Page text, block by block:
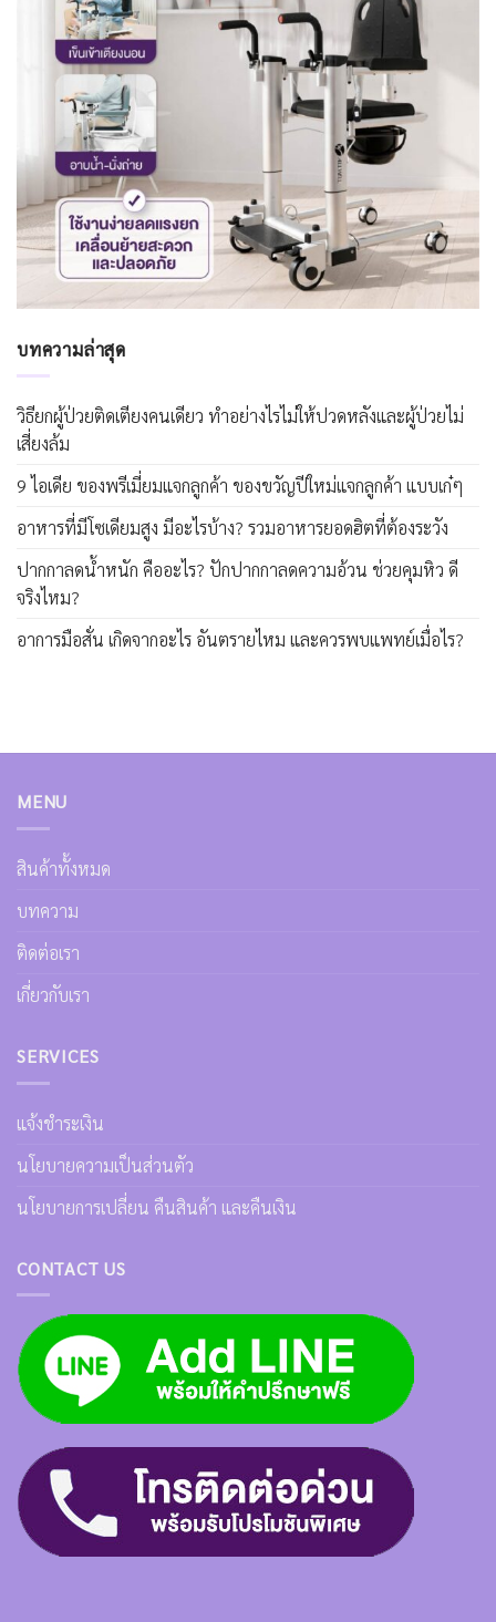
บทความล่าสุด
วิธียกผู้ป่วยติดเตียงคนเดียว ทำอย่างไรไม่ให้ปวดหลังและผู้ป่วยไม่
เสี่ยงล้ม
9 ไอเดีย ของพรีเมี่ยมแจกลูกค้า ของขวัญปีใหม่แจกลูกค้า แบบเก๋ๆ
อาหารที่มีโซเดียมสูง มีอะไรบ้าง? รวมอาหารยอดฮิตที่ต้องระวัง
ปากกาลดน้ำหนัก คืออะไร? ปักปากกาลดความอ้วน ช่วยคุมหิว ดี
จริงไหม?
อาการมือสั่น เกิดจากอะไร อันตรายไหม และควรพบแพทย์เมื่อไร?
MENU
สินค้าทั้งหมด
บทความ
ติดต่อเรา
เกี่ยวกับเรา
SERVICES
แจ้งชำระเงิน
นโยบายความเป็นส่วนตัว
นโยบายการเปลี่ยน คืนสินค้า และคืนเงิน
CONTACT US